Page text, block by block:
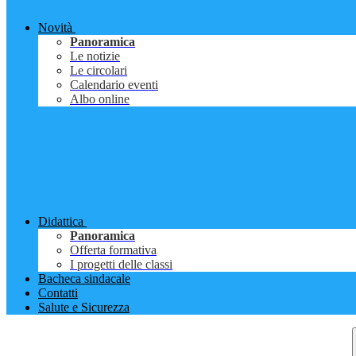
Novità
Panoramica
Le notizie
Le circolari
Calendario eventi
Albo online
Didattica
Panoramica
Offerta formativa
I progetti delle classi
Bacheca sindacale
Contatti
Salute e Sicurezza